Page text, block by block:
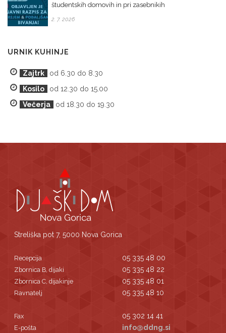
študentskih domovih in pri zasebnikih
2. 7. 2026
URNIK KUHINJE
Zajtrk
od 6.30 do 8.30
Kosilo
od 12.30 do 15.00
Večerja
od 18.30 do 19.30
Streliška pot 7, 5000 Nova Gorica
Recepcija 05 335 48 00
Zbornica B, dijaki 05 335 48 22
Zbornica C, dijakinje 05 335 48 01
Ravnatelj 05 335 48 10
Fax 05 302 14 41
E-pošta info@ddng.si